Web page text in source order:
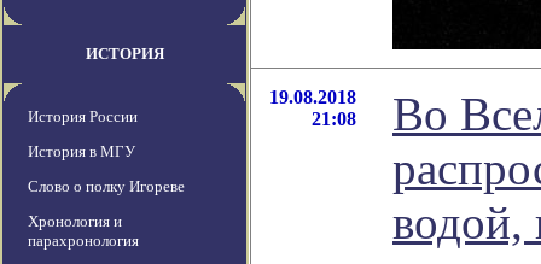
ИСТОРИЯ
История России
История в МГУ
Слово о полку Игореве
Хронология и
парахронология
19.08.2018
21:08
Во
водой,